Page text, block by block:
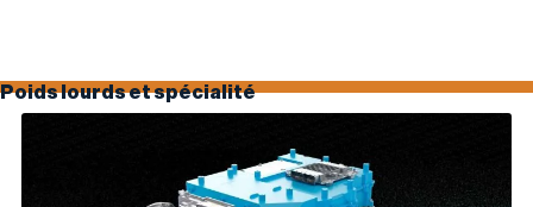
Poids lourds et spécialité